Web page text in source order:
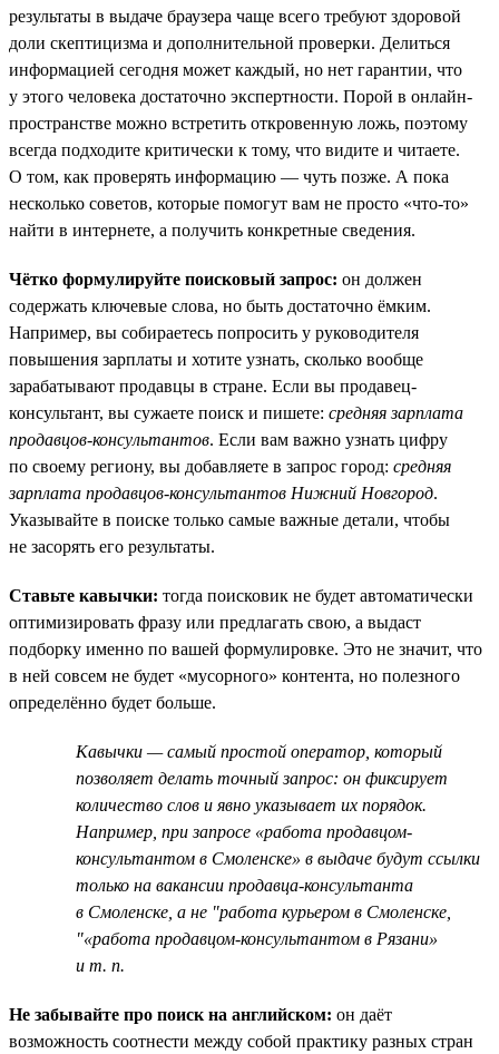
результаты в выдаче браузера чаще всего требуют здоровой
доли скептицизма и дополнительной проверки. Делиться
информацией сегодня может каждый, но нет гарантии, что
у этого человека достаточно экспертности. Порой в онлайн-
пространстве можно встретить откровенную ложь, поэтому
всегда подходите критически к тому, что видите и читаете.
О том, как проверять информацию — чуть позже. А пока
несколько советов, которые помогут вам не просто «что-то»
найти в интернете, а получить конкретные сведения.
Чётко формулируйте поисковый запрос: он должен
содержать ключевые слова, но быть достаточно ёмким.
Например, вы собираетесь попросить у руководителя
повышения зарплаты и хотите узнать, сколько вообще
зарабатывают продавцы в стране. Если вы продавец-
консультант, вы сужаете поиск и пишете: средняя зарплата
продавцов-консультантов. Если вам важно узнать цифру
по своему региону, вы добавляете в запрос город: средняя
зарплата продавцов-консультантов Нижний Новгород.
Указывайте в поиске только самые важные детали, чтобы
не засорять его результаты.
Ставьте кавычки: тогда поисковик не будет автоматически
оптимизировать фразу или предлагать свою, а выдаст
подборку именно по вашей формулировке. Это не значит, что
в ней совсем не будет «мусорного» контента, но полезного
определённо будет больше.
Кавычки — самый простой оператор, который
позволяет делать точный запрос: он фиксирует
количество слов и явно указывает их порядок.
Например, при запросе «работа продавцом-
консультантом в Смоленске» в выдаче будут ссылки
только на вакансии продавца-консультанта
в Смоленске, а не "работа курьером в Смоленске,
"«работа продавцом-консультантом в Рязани»
и т. п.
Не забывайте про поиск на английском: он даёт
возможность соотнести между собой практику разных стран